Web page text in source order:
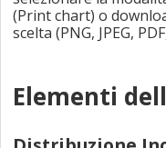
(Print chart) o
scelta (PNG, JPEG,
Elementi